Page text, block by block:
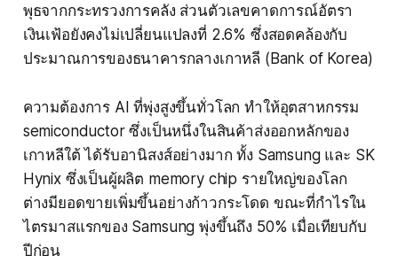
พุธจากกระทรวงการคลัง ส่วนตัวเลขคาดการณ์อัตรา
เงินเฟ้อยังคงไม่เปลี่ยนแปลงที่ 2.6% ซึ่งสอดคล้องกับ
ประมาณการของธนาคารกลางเกาหลี (Bank of Korea)
ความต้องการ AI ที่พุ่งสูงขึ้นทั่วโลก ทำให้อุตสาหกรรม
semiconductor ซึ่งเป็นหนึ่งในสินค้าส่งออกหลักของ
เกาหลีใต้ ได้รับอานิสงส์อย่างมาก ทั้ง Samsung และ SK
Hynix ซึ่งเป็นผู้ผลิต memory chip รายใหญ่ของโลก
ต่างมียอดขายเพิ่มขึ้นอย่างก้าวกระโดด ขณะที่กำไรใน
ไตรมาสแรกของ Samsung พุ่งขึ้นถึง 50% เมื่อเทียบกับ
ปีก่อน